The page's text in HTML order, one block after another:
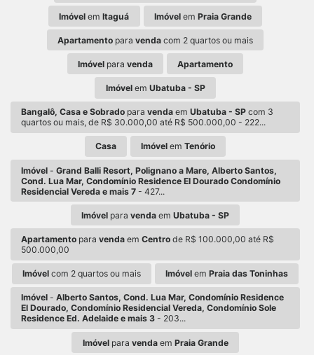
Imóvel emItaguá Imóvelem Praia Grande
Apartamento para venda com 2 quartos ou mais
Imóvelpara venda Apartamento
Imóvelem Ubatuba - SP
Bangalô, Casa e Sobrado paravenda emUbatuba - SP com 3
quartos ou mais, de R$ 30.000,00 até R$ 500.000,00 - 222...
Casa Imóvel emTenório
Imóvel -Grand Balli Resort, Polignano a Mare, Alberto Santos,
Cond. Lua Mar, Condomínio Residence El Dourado Condomínio
Residencial Vereda e mais 7 - 427...
Imóvel para venda em Ubatuba - SP
Apartamento paravenda emCentro de R$ 100.000,00 até R$
500.000,00
Imóvelcom 2 quartos ou mais Imóvel emPraia das Toninhas
Imóvel -Alberto Santos, Cond. Lua Mar, Condomínio Residence
El Dourado, Condomínio Residencial Vereda, Condomínio Sole
Residence Ed. Adelaide e mais 3 - 203...
Imóvelpara vendaem Praia Grande